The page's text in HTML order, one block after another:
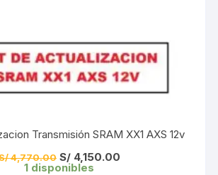
Transmisión SRAM XX1 AXS 12v
4,770.00 El
precio
S/4,150.00El
1 disponibles